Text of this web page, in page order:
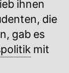
ihnen
die
gab es
mit